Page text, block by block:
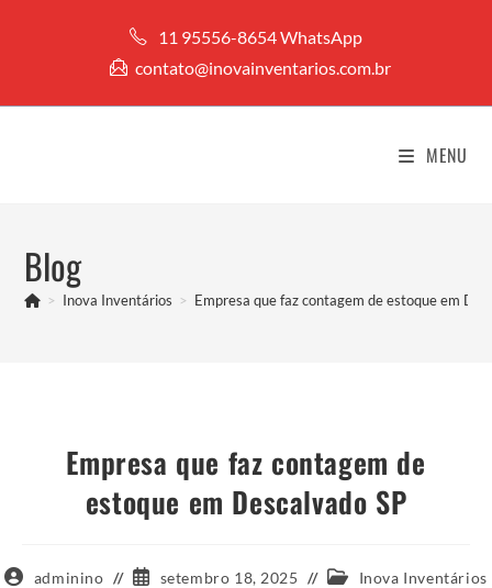
11 95556-8654 WhatsApp
contato@inovainventarios.com.br
MENU
Blog
> Inova Inventários > Empresa que faz contagem de estoque em
Empresa que faz contagem de
estoque em Descalvado SP
Autoradminino
Postsetembro 18, 2025
Categoria
Inova Inventários